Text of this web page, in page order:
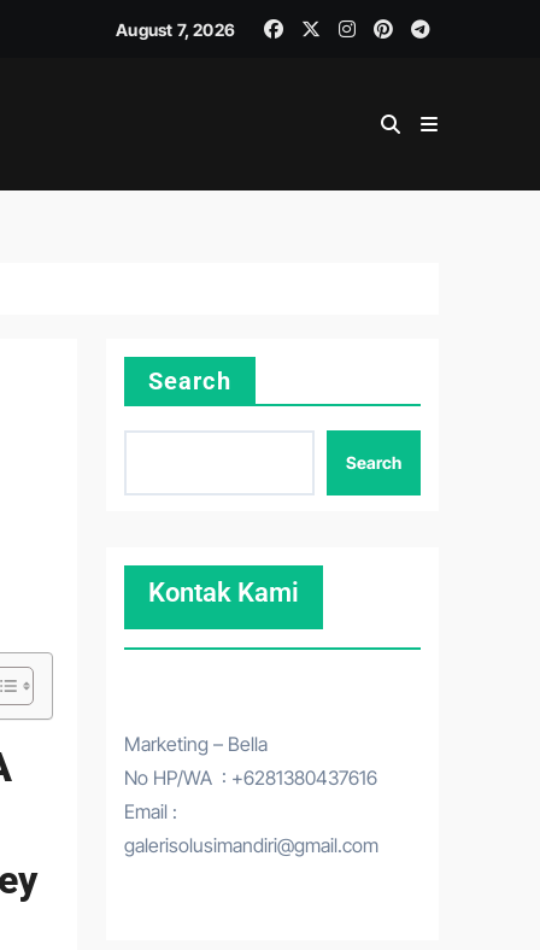
DAN ADMINISTRASI LOGISTIK
August 7, 2026
Search
Search
Kontak Kami
Marketing – Bella
No HP/WA : +6281380437616
Email :
galerisolusimandiri@gmail.com